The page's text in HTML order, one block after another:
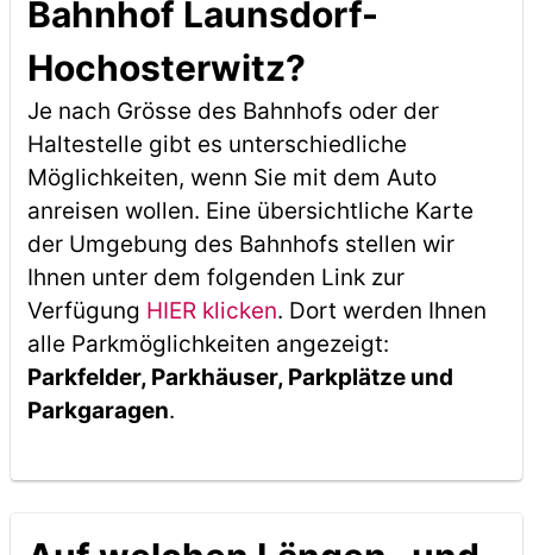
Bahnhof Launsdorf-
Hochosterwitz?
Je nach Grösse des Bahnhofs oder der
Haltestelle gibt es unterschiedliche
Möglichkeiten, wenn Sie mit dem Auto
anreisen wollen. Eine übersichtliche Karte
der Umgebung des Bahnhofs stellen wir
Ihnen unter dem folgenden Link zur
Verfügung HIER klicken. Dort werden Ihnen
alle Parkmöglichkeiten angezeigt:
Parkfelder, Parkhäuser, Parkplätze und
Parkgaragen.